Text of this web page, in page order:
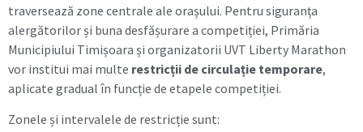
traversează zone centrale ale orașului. Pentru siguranța
alergătorilor și buna desfășurare a competiției, Primăria
Municipiului Timișoara și organizatorii UVT Liberty Marathon
vor institui mai multe restricții de circulație temporare,
aplicate gradual în funcție de etapele competiției.
Zonele și intervalele de restricție sunt: